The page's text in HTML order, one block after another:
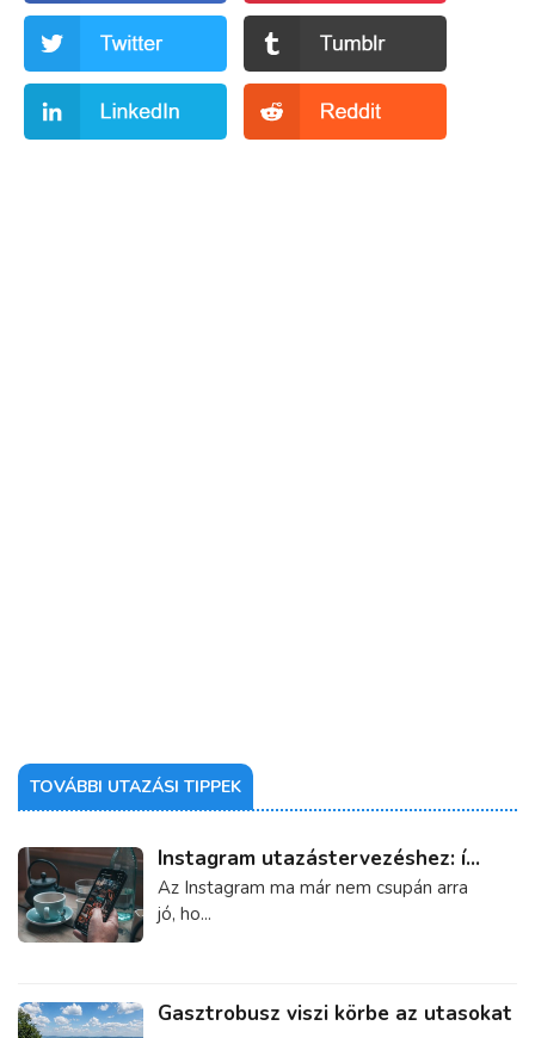
TOVÁBBI UTAZÁSI TIPPEK
Instagram utazástervezéshez: í...
Az Instagram ma már nem csupán arra
jó, ho...
Gasztrobusz viszi körbe az utasokat